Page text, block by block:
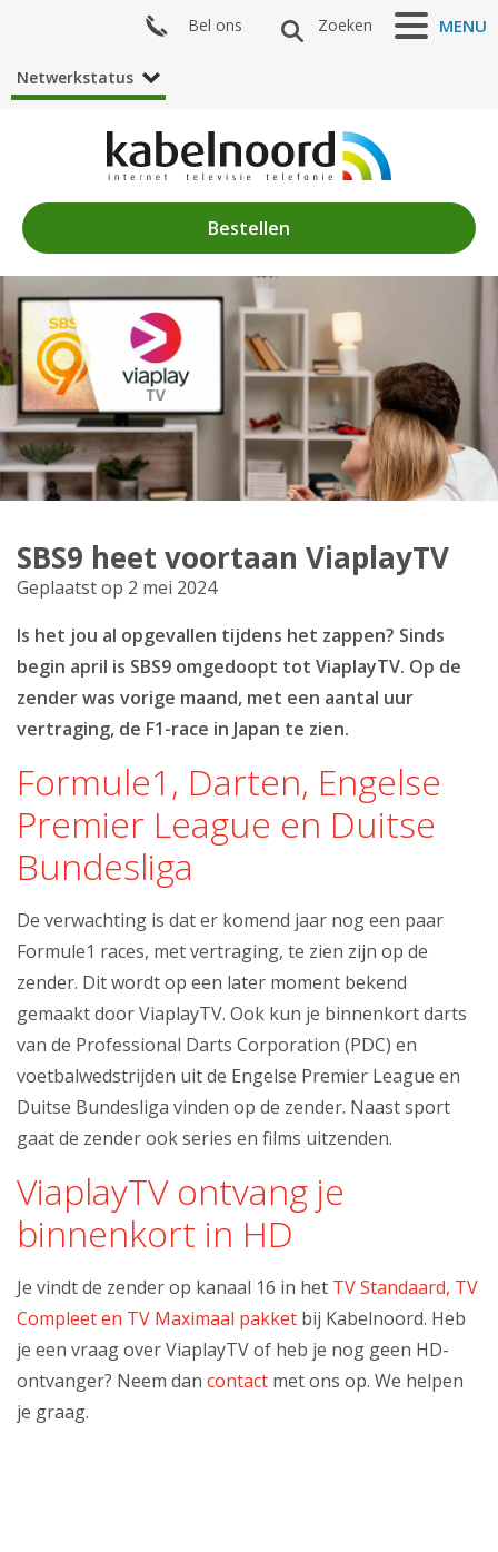
Nieuws
Algemeen
Acties
Zenderaanbod
Klantenservice
Mijn Kabelnoord
Zakelijk
Mijn webmail
Bestellen
MENU
Zoeken
Bel ons
Netwerkstatus
SBS9 heet voortaan ViaplayTV
Geplaatst op 2 mei 2024
Is het jou al opgevallen tijdens het zappen? Sinds
begin april is SBS9 omgedoopt tot ViaplayTV. Op de
zender was vorige maand, met een aantal uur
vertraging, de F1-race in Japan te zien.
Formule1, Darten, Engelse
Premier League en Duitse
Bundesliga
De verwachting is dat er komend jaar nog een paar
Formule1 races, met vertraging, te zien zijn op de
zender. Dit wordt op een later moment bekend
gemaakt door ViaplayTV. Ook kun je binnenkort darts
van de Professional Darts Corporation (PDC) en
voetbalwedstrijden uit de Engelse Premier League en
Duitse Bundesliga vinden op de zender. Naast sport
gaat de zender ook series en films uitzenden.
ViaplayTV ontvang je
binnenkort in HD
Je vindt de zender op kanaal 16 in het TV Standaard, TV
Compleet en TV Maximaal pakket bij Kabelnoord. Heb
je een vraag over ViaplayTV of heb je nog geen HD-
ontvanger? Neem dan contact met ons op. We helpen
je graag.